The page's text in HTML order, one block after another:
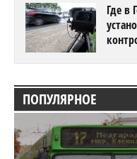
Где в
ПОПУЛЯРНОЕ